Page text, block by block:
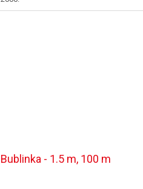
Bublinka - 1.5 m, 100 m